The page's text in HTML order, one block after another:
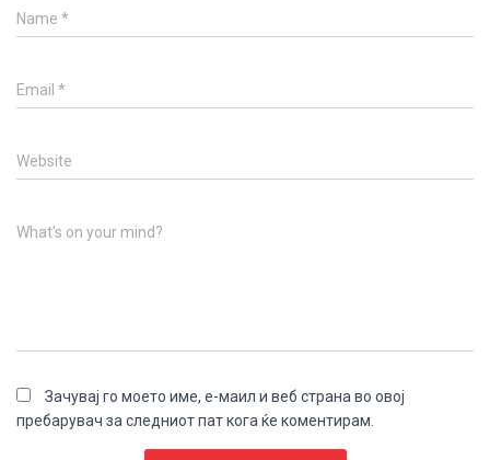
Name *
Email *
Website
What's on your mind?
Зачувај го моето име, е-маил и веб страна во овој
пребарувач за следниот пат кога ќе коментирам.